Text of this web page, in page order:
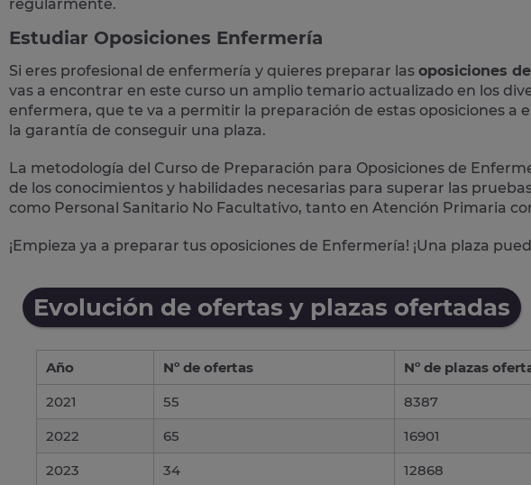
regularmente.
Estudiar Oposiciones Enfermería
Si eres profesional de enfermería y quieres preparar las oposiciones
vas a encontrar en este curso un amplio temario actualizado en los
enfermera, que te va a permitir la preparación de estas oposiciones a
la garantía de conseguir una plaza.
La metodología del Curso de Preparación para Oposiciones de
de los conocimientos y habilidades necesarias para superar las
como Personal Sanitario No Facultativo, tanto en Atención Primaria
¡Empieza ya a preparar tus oposiciones de Enfermería! ¡Una plaza
Evolución de ofertas y plazas ofertadas
Año Nº de ofertas
Nº de plazas
2021
55
8387
2022
65
16901
2023
34
12868